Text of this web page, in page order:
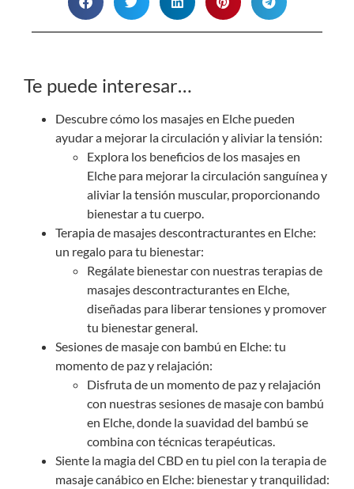
Te puede interesar…
Descubre cómo los masajes en Elche pueden
ayudar a mejorar la circulación y aliviar la tensión:
Explora los beneficios de los masajes en
Elche para mejorar la circulación sanguínea y
aliviar la tensión muscular, proporcionando
bienestar a tu cuerpo.
Terapia de masajes descontracturantes en Elche:
un regalo para tu bienestar:
Regálate bienestar con nuestras terapias de
masajes descontracturantes en Elche,
diseñadas para liberar tensiones y promover
tu bienestar general.
Sesiones de masaje con bambú en Elche: tu
momento de paz y relajación:
Disfruta de un momento de paz y relajación
con nuestras sesiones de masaje con bambú
en Elche, donde la suavidad del bambú se
combina con técnicas terapéuticas.
Siente la magia del CBD en tu piel con la terapia de
masaje canábico en Elche: bienestar y tranquilidad: